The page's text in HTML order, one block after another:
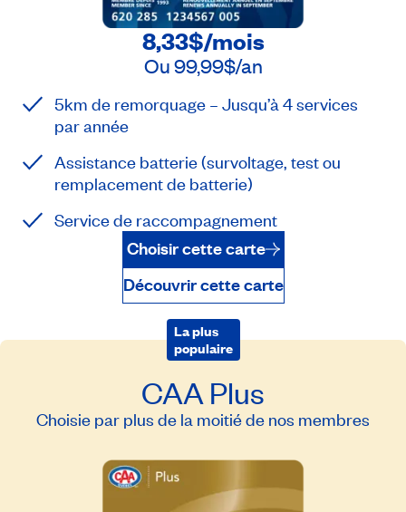
8,33$/mois
Ou99,99$/an
5km de remorquage – Jusqu’à 4 services
par année
Assistance batterie (survoltage, test ou
remplacement de batterie)
Service de raccompagnement
Choisir cette carte
Découvrir cette carte
La plus
populaire
CAA Plus
Choisie par plus de la moitié de nos membres